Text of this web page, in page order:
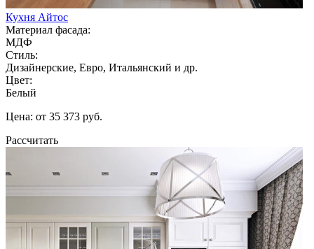
Кухня Айтос
Материал фасада:
МДФ
Стиль:
Дизайнерские, Евро, Итальянский и др.
Цвет:
Белый
Цена: от 35 373 руб.
Рассчитать